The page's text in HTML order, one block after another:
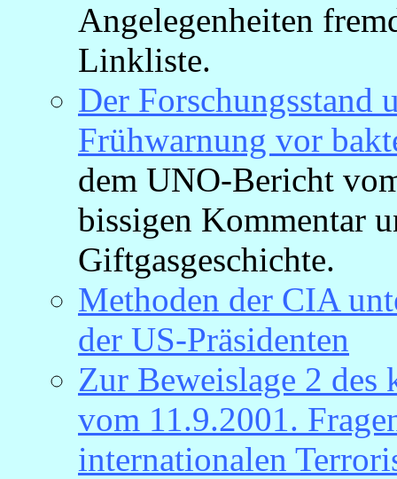
Angelegenheiten
Linkliste.
Der Forschungsstand
Frühwarnung vor
dem UNO-Bericht
bissigen Kommentar
Giftgasgeschichte.
Methoden der CIA
der US-Präsidenten
Zur Beweislage 2 des
vom 11.9.2001.
internationalen